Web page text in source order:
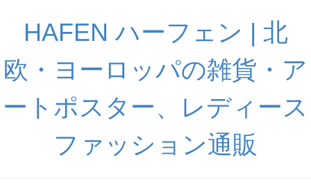
HAFEN ハーフェン | 北
欧・ヨーロッパの雑貨・ア
ートポスター、レディース
ファッション通販